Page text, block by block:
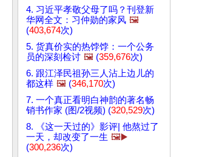
4. 习近平孝敬父母了吗？刊登新
华网全文：习仲勋的家风 🖼️
(403,674次)
5. 货真价实的热饽饽：一个公务
员的深刻检讨 🖼️ (359,676次)
6. 跟江泽民祖孙三人沾上边儿的
都这样 🖼️ (346,170次)
7. 一个真正看明白神韵的著名畅
销书作家 (图/2视频) (320,529次)
8. 《这一天过的》影评| 他熬过了
一天，却改变了一生 🖼️▶️
(300,236次)